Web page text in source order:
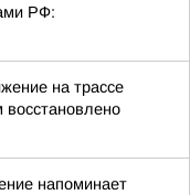
РФ:
на трассе
напоминает